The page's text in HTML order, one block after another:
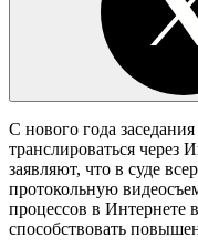
С нового года заседания
транслироваться через
заявляют, что в суде
протокольную
процессов в Интернете
способствовать